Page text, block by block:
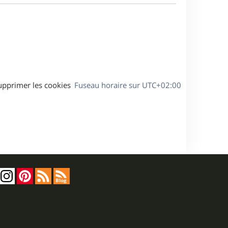
Fuseau horaire sur UTC+02:00
les cookies